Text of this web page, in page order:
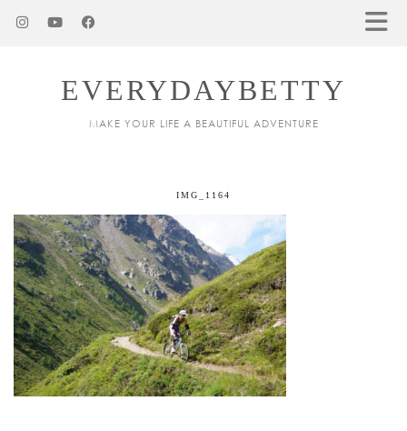
EVERYDAYBETTY
MAKE YOUR LIFE A BEAUTIFUL ADVENTURE
IMG_1164